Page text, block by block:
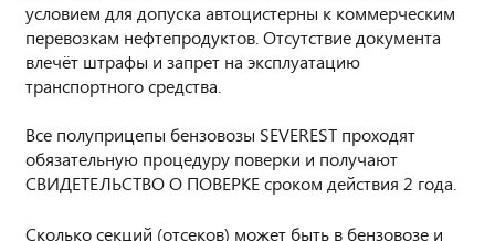
условием для допуска автоцистерны к коммерческим
перевозкам нефтепродуктов. Отсутствие документа
влечёт штрафы и запрет на эксплуатацию
транспортного средства.
Все полуприцепы бензовозы SEVEREST проходят
обязательную процедуру поверки и получают
СВИДЕТЕЛЬСТВО О ПОВЕРКЕ сроком действия 2 года.
Сколько секций (отсеков) может быть в бензовозе и